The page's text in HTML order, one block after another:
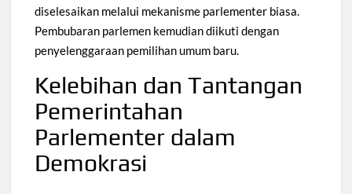
diselesaikan melalui mekanisme parlementer biasa.
Pembubaran parlemen kemudian diikuti dengan
penyelenggaraan pemilihan umum baru.
Kelebihan dan Tantangan
Pemerintahan
Parlementer dalam
Demokrasi